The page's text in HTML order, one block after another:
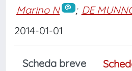
Marino N ; DE
2014-01-01
Scheda breve